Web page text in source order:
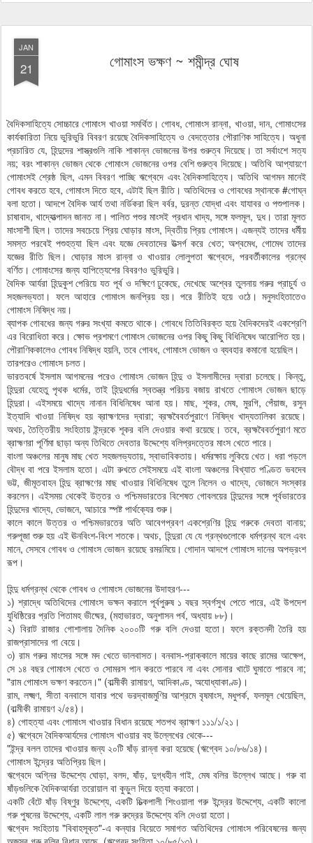
JAN
21 গোমাংস ভক্ষণ ~ শমীন্দ্র ঘোষ
বৈদিকসাহিত্যে সোচ্চারে গোমাংস খাওয়া সমর্থিত। গোবধ, গোমাংস রান্না, খাওয়া, দান, গোমাংসের
কার্যকারিতা নিয়ে ভুরিভুরি বিবরণ রয়েছে বৈদিকসাহিত্যে ও বেদত্তোর পৌরাণিক সাহিত্যে। অধুনা
প্রচারিত যে, হিন্দুদের শাস্ত্রগুলি নাকি শাকান্ন ভোজনের উপর গুরুত্ব দিয়েছে। তা সর্বাংশে সত্য
নয়; বরং শাকান্ন ভোজন থেকে গোমাংস ভোজনের ওপর বেশি গুরুত্ব দিয়েছে। অতিথি আপ্যায়ণে
গোমাংসই শ্রেষ্ঠ ছিল, এমন বিবরণ পাচ্ছি ঋগ্বেদে এবং বৈদিকসাহিত্যে। অতিথি আগমন মানেই
গোবধ করতে হবে, গোমাংস দিতে হবে, এটাই ছিল রীতি। অতিথিদের ও গোবধের স্থানকে #গোঘ্ন
বলা হতো। আদপে বৈদিক আর্য তথা নর্ডিকরা ছিল বর্বর, দুরন্ত যোদ্ধা এবং যাযাবর ও পশুপালক।
চাষাবাদ, খাদ্যোত্‍পাদন জানত না। পালিত পশুর মাংসই প্রধান খাদ্য, সঙ্গে ফলমূল, দুধ। তারা মূলত
মাংসাশী ছিল। তাদের সবচেয়ে প্রিয় ঘোড়ার মাংস, দ্বিতীয় প্রিয় গোমাংস। এজন্যই তাদের ধর্মীয়
সমস্ত পরবেই পশুহত্যা ছিল এবং যজ্ঞে দেবতাদের উত্‍সর্গ করে খেত; অশ্বমেধ, গোমেধ তাদের
যজ্ঞের রীতি ছিল। ঘোড়ার মাংস রান্না ও খাওয়ার লোলুপতা ঋগ্বেদে, পরবর্তীকালের গ্রন্থে
বর্ণিত। গোমাংসের জন্য হাপিত্যেশের বিবরণও ভুরিভুরি।
বৈদিক আর্যরা হিন্দুকুশ পেরিয়ে যত পূর্ব ও দক্ষিণে ঢুকেছে, দেখেছে অশ্বের তুলনায় গরুর প্রাচুর্য ও
সহজলভ্যতা। ফলে আহারে গোমাংস জনপ্রিয় হয়। পরে রীতিই হয়ে ওঠে। মনুসংহিতাতেও
গোমাংস নিষিদ্ধ নয়।
ব্যাপক গোবধের জন্য গরুর সংখ্যা কমতে থাকে। গোবধে তিতিবিরক্ত হয়ে বৈদিকদেরই একশ্রেণি
এর বিরোধিতা করে। ক্ষোভ প্রশমণে গোমাংস ভোজনের ওপর কিছু কিছু বিধিনিষেধ আরোপিত হয়।
পৌরাণিককালেও গোবধ নিষিদ্ধ হয়নি, তবে গোবধ, গোমাংস ভোজন ও ব্যবহার কমানো হয়েছিল।
তারপরেও গোমাংস চলত।
ভারতবর্ষে ইসলাম আগমনের পরেও গোমাংস ভোজন হিন্দু ও ইসলামীদের দ্বারা চলেছে। কিন্তু,
হিন্দুরা যেহেতু পৃথক ধর্মের, তাই হিন্দুধর্মের স্বতন্ত্র পরিচয় বজায় রাখতে গোমাংস ভোজন ছাড়ে
হিন্দুরা। এইসময়ে খাদ্যে নানান বিধিনিষেধ আনা হয়। মাছ, শূকর, মেষ, মুরগি, পেঁয়াজ, রসুন
ইত্যাদি খাওয়া নিষিদ্ধ হয় ব্রাহ্মণদের দ্বারা; ব্রহ্মবৈবর্তপুরাণে নিষিদ্ধ খাদ্যতালিকা রয়েছে।
অথচ, তৈত্তিরীয় সংহিতায় ইন্দ্রকে শূকর বলি দেওয়ার কথা রয়েছে। তবে, ব্রহ্মবৈবর্তপুরাণ মতে
ব্রাহ্মণরা পূর্ণিমা ছাড়া অন্য তিথিতে দেবতার উদ্দেশ্যে বলিপ্রদত্তের মাংস খেতে পারে।
বাংলা অঞ্চলের মানুষ মাছ খেত সহজলভ্যতায়, স্বাভাবিকতায়। ধর্মরক্ষায় লুকিয়ে খেত। ধরা পড়লে
বৌদ্ধ বা পরে ইসলাম হতো। এটা রুখতে সেইসময়ে এই বাংলা অঞ্চলের বিখ্যাত পণ্ডিত ভবদেব
ভট্ট, জীমূতবাহন হিন্দু ব্রাহ্মণের মাছ খাওয়ার বিধিনিষেধ তুলে নিলেন ও খাদ্যে, ভোজনে সংস্কার
করলেন। এইসময় থেকেই উত্তর ও পশ্চিমভারতের বিশেষত গোবলয়ের হিন্দুদের সঙ্গে পূর্বভারতের
হিন্দুদের খাদ্যে, ভোজনে, আচারে স্পষ্ট পার্থক্যের শুরু।
কালে কালে উত্তর ও পশ্চিমভারতের অতি আবেগপ্রবণ একশ্রেণির হিন্দু গরুকে দেবতা বানায়;
গরুপূজা শুরু হয় এই ঊনবিংশ-বিংশ শতকে। অথচ, হিন্দুরা যে যে গ্রন্থগুলোকে ধর্মগ্রন্থ বলে এবং
মানে, সেসবে গোবধ ও গোমাংস ভোজন রয়েছে রমরমিয়ে। গোদান আদপে গোমাংস দানের অপভ্রংশ
রূপ।
হিন্দু ধর্মগ্রন্থ থেকে গোবধ ও গোমাংস ভোজনের উদাহরণ---
১) শ্রাদ্ধে অতিথিদের গোমাংস ভক্ষন করালে পূর্বপুরুষ ১ বছর স্বর্গসুখ পেতে পারে, এই উপদেশ
যুধিষ্ঠিরের প্রতি পিতামহ ভীষ্মের, (মহাভারত, অনুশাসন পর্ব, অধ্যায় ৮৮)।
২) বিরাট রাজার গোশালায় দৈনিক ২০০০টি গরু বলি দেওয়া হতো। ফলে রক্তনদী তৈরি হয়
রাজপ্রাসাদের গা বেয়ে।
৩) রাম গরুর মাংসের সঙ্গে মদ খেতে ভালবাসত। বনবাস-প্রাক্কালে মায়ের কাছে রামের আক্ষেপ,
সে ১৪ বছর গোমাংস খেতে ও সোমরস পান করতে পারবে না এবং সোনার খাটে ঘুমাতে পারবে না;
"রাম গোমাংস ভক্ষণ করতেন।" (বাল্মীকী রামায়ণ, আদিকাণ্ড, অযোধ্যাকাণ্ড)।
রাম, লক্ষ্মণ, সীতা বনবাসে যাবার পথে ভরদ্বাজমুণির আশ্রমে বৃষমাংস, মধুপর্ক, ফলমূল খেয়েছিল,
(বাল্মীকী রামায়ণ ২/৫৪)।
৪) গোহত্যা এবং গোমাংস খাওয়ার বিধান রয়েছে শতপথ ব্রাহ্মণ ১১১/১/২১।
৫) ঋগ্বেদে বৈদিকআর্যদের গোমাংস খাওয়ার বহু উল্লেখের থেকে---
"ইন্দ্র বলল তাদের খাওয়ার জন্য ২০টি ষাঁড় রান্না করা হয়েছে (ঋগ্বেদ ১০/৮৬/১৪)।
গোমাংস ইন্দ্রের অতিপ্রিয় ছিল।
ঋগ্বেদে অগ্নির উদ্দেশ্যে ঘোড়া, বলদ, ষাঁড়, দুগ্ধহীন গাই, মেষ বলির উল্লেখ আছে। গরু বা
ষাঁড়গুলিকে বৈদিকআর্যরা তরোয়াল বা কুড়ুল দিয়ে হত্যা করতো।
একটি বেঁটে ষাঁড় বিষ্ণুর উদ্দেশ্যে, একটি চিত্‍কপালী শিংওয়ালা গরু ইন্দ্রের উদ্দেশ্যে, একটি কালো
গরু পুষনের উদ্দেশ্যে, একটি লাল গরু রুদ্রের উদ্দেশ্যে বলি দেওয়া হতো।
ঋগ্বেদ সংহিতায় "বিবাহসূক্ত"-এ কন্যার বিয়েতে সমাগত অতিথিদের গোমাংস পরিবেষনের জন্য